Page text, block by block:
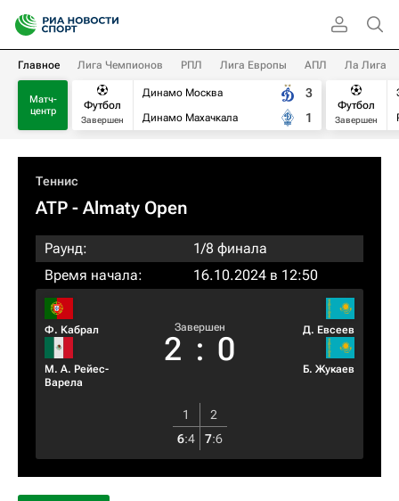
Главное Лига Чемпионов РПЛ Лига Европы АПЛ Ла Лига
Матч-
центр
Футбол
Завершен
Динамо Москва
Динамо Махачкала
3
1
Футбол
Завершен
Теннис
ATP - Almaty Open
Раунд:
1/8 финала
Время начала:
16.10.2024 в 12:50
Ф. Кабрал
М. А. Рейес-
Варела
Завершен
2 : 0
Д. Евсеев
Б. Жукаев
1
2
6:4 7:6